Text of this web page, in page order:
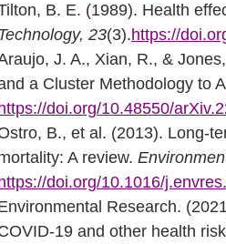
B. E. (1989). Health
23(3).https://
J. A., Xian, R., &
a Cluster Methodology to
https://doi.org/10.48550/
B., et al. (2013). Long-
A review.
https://doi.org/10.1016/
Research.
19 and other health